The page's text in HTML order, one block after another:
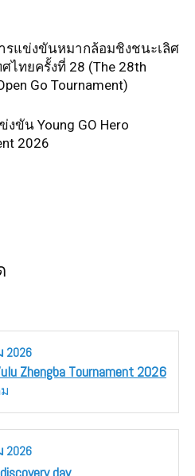
รแข่งขันหมากล้อมชิงชนะเลิศ
ไทยครั้งที่ 28 (The 28th
Go Tournament)
ขัน Young GO Hero
2026
2026
Zhengba Tournament 2026
2026
day